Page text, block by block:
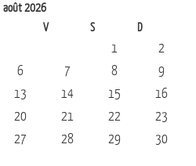
août 2026
V S D
1
2
6 7 8
9
13 14 15
16
20 21 22
23
27 28 29
30